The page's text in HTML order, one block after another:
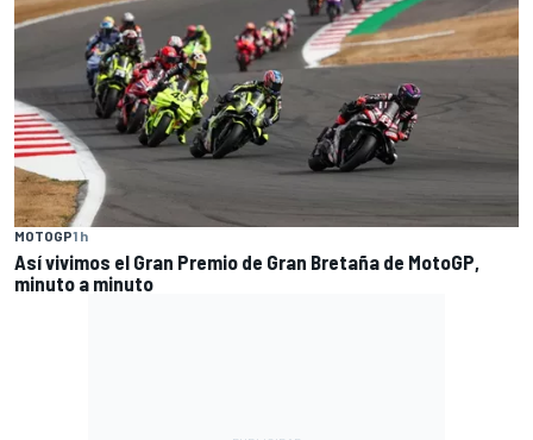
MOTOGP1 h
Así vivimos el Gran Premio de Gran Bretaña de MotoGP,
minuto a minuto